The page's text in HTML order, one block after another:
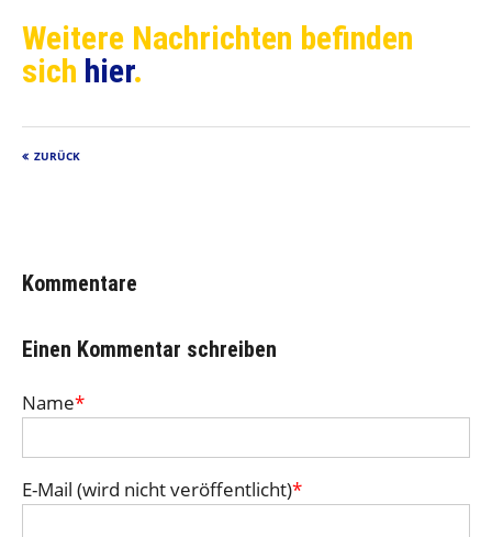
Weitere Nachrichten befinden
sich hier.
ZURÜCK
Kommentare
Einen Kommentar schreiben
Name*
E-Mail (wird nicht veröffentlicht)*